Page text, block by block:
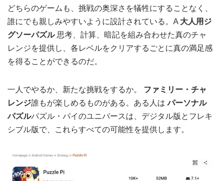
どちらのゲームも、挑戦の奥深さを犠牲にすることなく、
誰にでも親しみやすいように設計されている。A 大人用ジ
グソーパズル思考、計算、暗記を組み合わせた真のチャ
レンジを提供し、各レベルをクリアするごとに真の満足感
を得ることができるのだ。
一人でやるか、新たな挑戦をするか。 ファミリー・チャ
レンジ誰もが楽しめるものがある。ある人はパーソナル
パズルパズル・パイのユニバースは、デジタル版とフレキ
シブル版で、これらすべての可能性を提供します。